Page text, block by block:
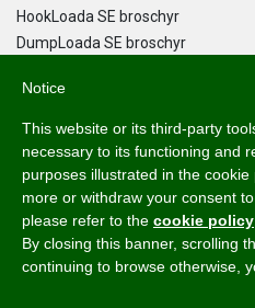
HookLoada SE broschyr
DumpLoada SE broschyr
Språk
English
Svenska
Dansk
Norsk Bokmål
Notice
This website or its third-party
necessary to its functioning and
purposes illustrated in the
more or withdraw your consent
please refer to the cookie policy
By closing this banner, scrolling
continuing to browse otherwise,